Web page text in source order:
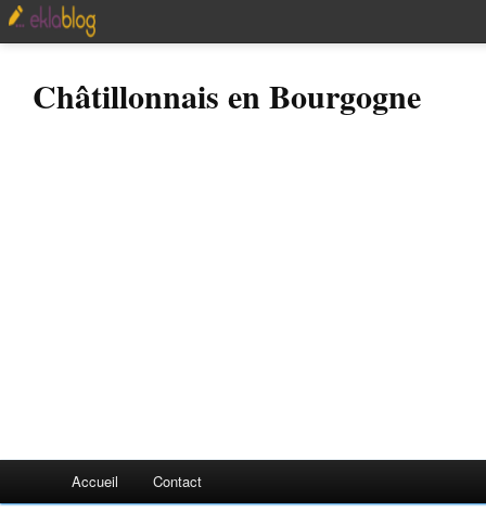
Châtillonnais en Bourgogne
Accueil Contact